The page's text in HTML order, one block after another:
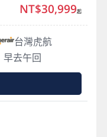
台灣虎航
早去午回
NT$30,999起